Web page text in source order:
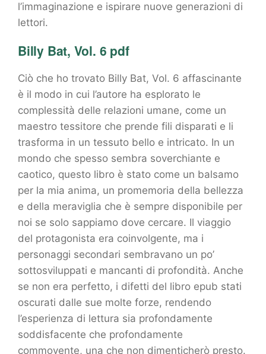
l’immaginazione e ispirare nuove generazioni di
lettori.
Billy Bat, Vol. 6 pdf
Ciò che ho trovato Billy Bat, Vol. 6 affascinante
è il modo in cui l’autore ha esplorato le
complessità delle relazioni umane, come un
maestro tessitore che prende fili disparati e li
trasforma in un tessuto bello e intricato. In un
mondo che spesso sembra soverchiante e
caotico, questo libro è stato come un balsamo
per la mia anima, un promemoria della bellezza
e della meraviglia che è sempre disponibile per
noi se solo sappiamo dove cercare. Il viaggio
del protagonista era coinvolgente, ma i
personaggi secondari sembravano un po’
sottosviluppati e mancanti di profondità. Anche
se non era perfetto, i difetti del libro epub stati
oscurati dalle sue molte forze, rendendo
l’esperienza di lettura sia profondamente
soddisfacente che profondamente
commovente, una che non dimenticherò presto.